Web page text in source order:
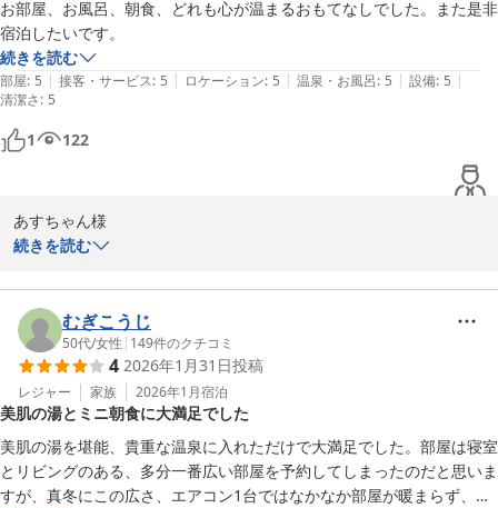
お部屋、お風呂、朝食、どれも心が温まるおもてなしでした。また是非
宿泊したいです。
続きを読む
部屋: 5 | 接客・サービス: 5 | ロケーション: 5 | 温泉・お風呂: 5 | 設備: 5 |
清潔さ: 5
1 122
あすちゃん様
高評価頂きありがとうございます。
宿の運営にあたってのお客様からの評価
久しぶりに通帳表の高得点を頂いた気分になりました。
この評価を励みに頑張りたいと思います。
是非またのご利用お待ちしております。
YAMADAYA
別府明礬温泉 美容・美肌・健康 小宿 －ＹＡＭＡＤＡＹＡ－
2026-02-04
続きを読む
むぎこうじ
50代/女性 | 149件のクチコミ
4 2026年1月31日投稿
レジャー 家族 2026年1月宿泊
美肌の湯とミニ朝食に大満足でした
美肌の湯を堪能、貴重な温泉に入れただけで大満足でした。部屋は寝室
とリビングのある、多分一番広い部屋を予約してしまったのだと思いま
すが、真冬にこの広さ、エアコン1台ではなかなか部屋が暖まらず、寒